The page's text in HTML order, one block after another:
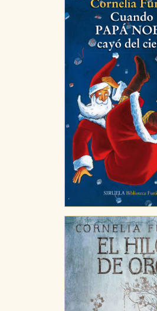
nuestro sitio web. Almacenan
servicios para que no tenga
vez que nos visita. La
tanto, es anónima.
Cookies de publicidad y redes
Estas cookies son gestionadas
publicitarios y se utilizan para
relevante para sus intereses en
almacenan directamente
que se basan en la
navegador y dispositivo de
GUARDAR
Puede consultar nuestrapolítica de